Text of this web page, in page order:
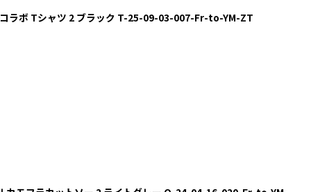
ラボ Tシャツ 2 ブラック T-25-09-03-007-Fr-to-YM-ZT